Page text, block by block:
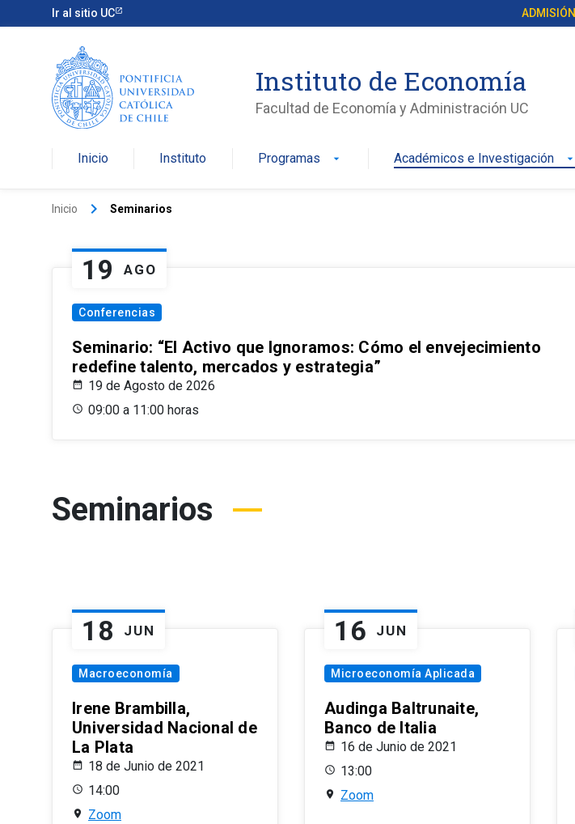
Ir al sitio UC ADMISIÓN
Instituto de Economía
Facultad de Economía y Administración UC
Inicio Instituto Programas arrow_drop_down Académicos e Investigación arrow_drop_down
Inicio keyboard_arrow_right Seminarios
19 AGO
Conferencias
Seminario: “El Activo que Ignoramos: Cómo el envejecimiento
redefine talento, mercados y estrategia”
19 de Agosto de 2026
09:00 a 11:00 horas
Seminarios
18 JUN
Macroeconomía
Irene Brambilla,
Universidad Nacional de
La Plata
18 de Junio de 2021
14:00
Zoom
16 JUN
Microeconomía Aplicada
Audinga Baltrunaite,
Banco de Italia
16 de Junio de 2021
13:00
Zoom